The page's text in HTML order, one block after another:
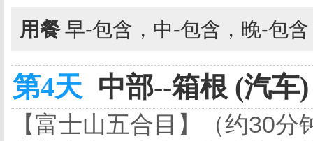
用餐 早-包含，中-包含，晚-包
第4天 中部--箱根 (汽车)
【富士山五合目】（约30